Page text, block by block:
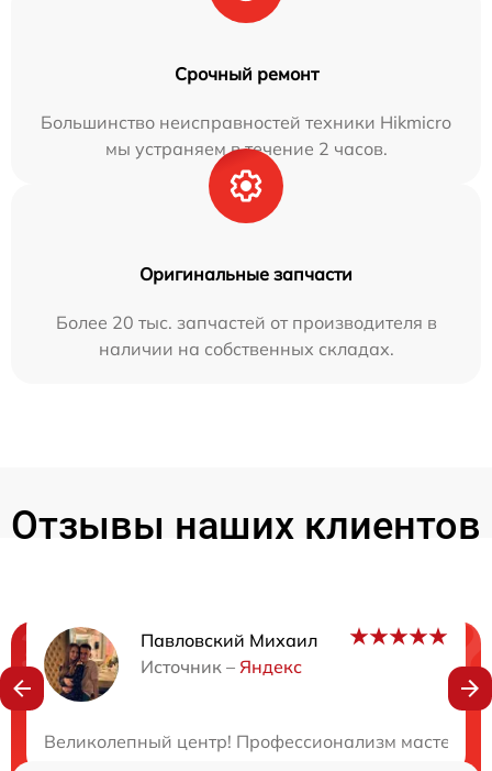
Срочный ремонт
Большинство неисправностей техники Hikmicro
мы устраняем в течение 2 часов.
Оригинальные запчасти
Более 20 тыс. запчастей от производителя в
наличии на собственных складах.
Отзывы наших клиентов
Павловский Михаил
Источник – Яндекс
Великолепный центр! Профессионализм мастеров
Нужна консультация?